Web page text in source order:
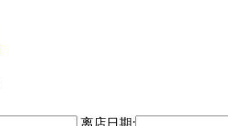
离店日期: